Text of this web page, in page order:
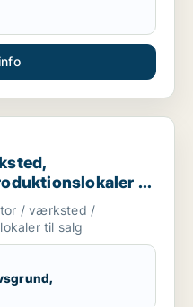
eller
til
/ værksted /
til salg